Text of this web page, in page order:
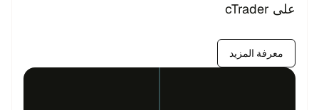
على cTrader
معرفة المزيد